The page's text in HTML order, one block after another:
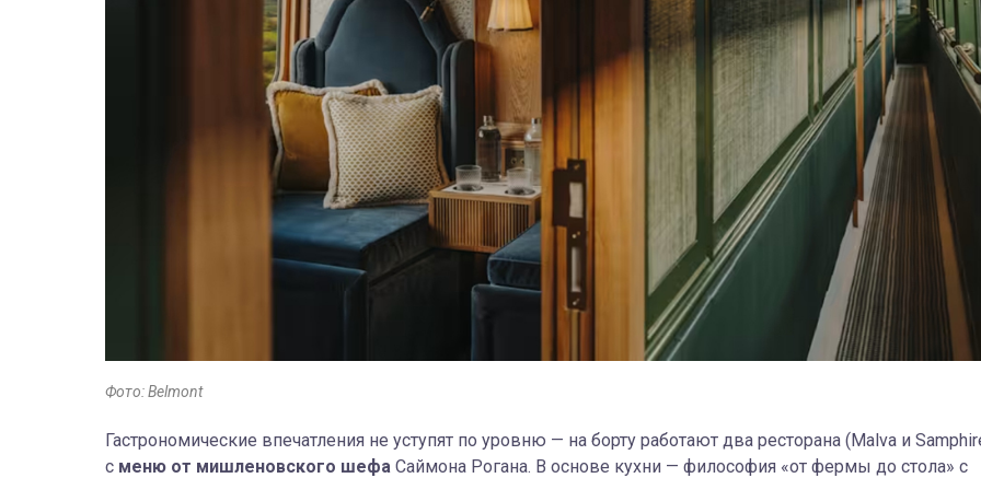
Фото: Belmont
Гастрономические впечатления не уступят по уровню — на борту работают два ресторана (Malva и
с меню от мишленовского шефа Саймона Рогана. В основе кухни — философия «от фермы до стола» с